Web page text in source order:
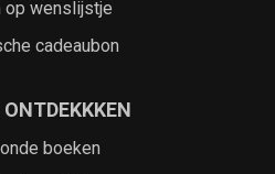
op wenslijstje
cadeaubon
ONTDEKKKEN
boeken